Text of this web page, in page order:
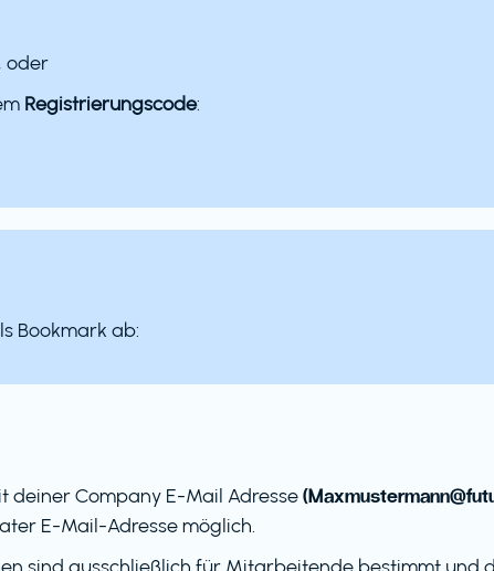
oder
Registrierungscode:
Bookmark ab:
deiner Company E-Mail Adresse
E-Mail-Adresse möglich.